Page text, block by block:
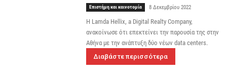
Επιστήμη και καινοτομία 8 Δεκεμβρίου 2022
Η Lamda Hellix, a Digital Realty Company,
ανακοίνωσε ότι επεκτείνει την παρουσία της στην
Αθήνα με την ανάπτυξη δύο νέων data centers.
Διαβάστε περισσότερα